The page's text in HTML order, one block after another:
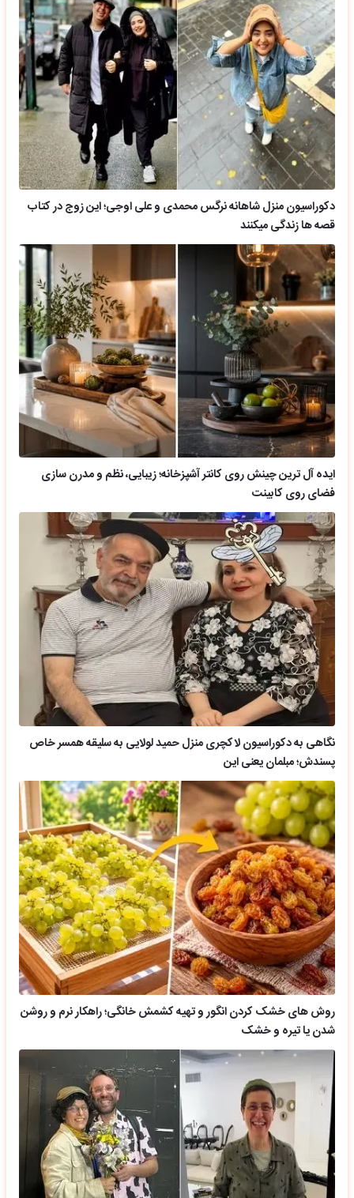
دکوراسیون منزل شاهانه نرگس محمدی و علی اوجی؛ این زوج در کتاب
قصه ها زندگی میکنند
ایده آل ترین چینش روی کانتر آشپزخانه؛ زیبایی، نظم و مدرن سازی
فضای روی کابینت
نگاهی به دکوراسیون لاکچری منزل حمید لولایی به سلیقه همسر خاص
پسندش؛ مبلمان یعنی این
روش های خشک کردن انگور و تهیه کشمش خانگی؛ راهکار نرم و روشن
شدن یا تیره و خشک